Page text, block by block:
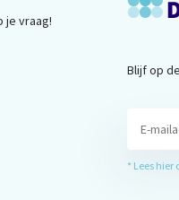
je vraag!
Blijf op
* Lees hier